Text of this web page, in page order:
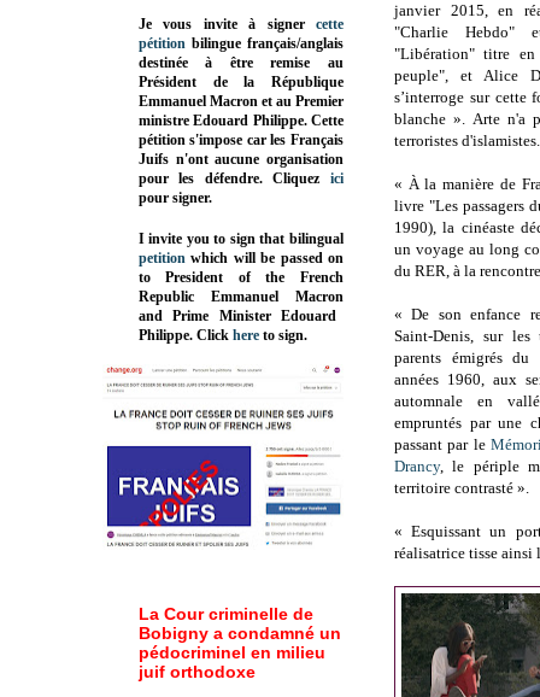
janvier 2015, en
"Charlie Hebdo"
"Libération" titre en
peuple", et Alice
s’interroge sur cette
blanche ». Arte n'a
terroristes
« À la manière de
livre "Les passagers
1990), la cinéaste
un voyage au long
du RER, à la
« De son enfance
Saint-Denis, sur les
parents émigrés du
années 1960, aux
automnale en
empruntés par une
passant par le
Drancy, le périple
territoire contrasté ».
« Esquissant un
réalisatrice tisse
Je vous invite à signer cette
pétition bilingue français/anglais
destinée à être remise au
Président de la République
Emmanuel Macron et au Premier
ministre Edouard Philippe. Cette
pétition s'impose car les Français
Juifs n'ont aucune organisation
pour les défendre. Cliquez
ici
pour signer.
I invite you to sign that bilingual
petition which will be passed on
to President of the French
Republic Emmanuel Macron
and Prime MinisterEdouard
Philippe. Click here to sign.
La Cour criminelle de
Bobigny a condamné un
pédocriminel en milieu
juif orthodoxe